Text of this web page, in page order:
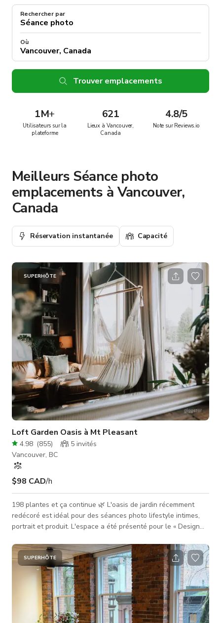
Rechercher par
Où
Trouver emplacements
1M+
Utilisateurs sur la
plateforme
621
Lieux à Vancouver,
Canada
4.8/5
Note sur Reviews.io
Meilleurs Séance photo
emplacements à Vancouver,
Canada
Réservation instantanée Capacité
SUPERHÔTE
Loft Garden Oasis à Mt Pleasant
4.98 (855) 5 invités
Vancouver, BC
$98 CAD/h
198 plantes et ça continue 🌿 L'oasis de jardin récemment
redécoré est idéal pour des séances photo lifestyle intimes,
portrait et produit. L'espace a été présenté pour le « Design
Magazine, et Daily Hive Vancouver. L'esthétique est jungle-
industrielle. Le rez-de-chaussée compte 148 plantes, des
sièges, des étagères, une salle de bain, une cuisine et un
grand bureau de travail. Il y a aussi un projecteur fixé au mu
SUPERHÔTE